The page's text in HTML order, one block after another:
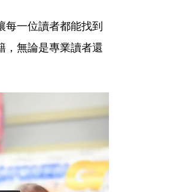
每一位讀者都能找到
，無論是專業讀者還